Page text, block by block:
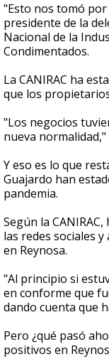
"Esto nos tomó
presidente de la
Nacional de la
Condimentados.
La CANIRAC ha
que los
"Los negocios
nueva
Y eso es lo que
Guajardo han
pandemia.
Según la
las redes sociales
en Reynosa.
"Al principio si
en conforme que
dando cuenta que
Pero ¿qué pasó
positivos en